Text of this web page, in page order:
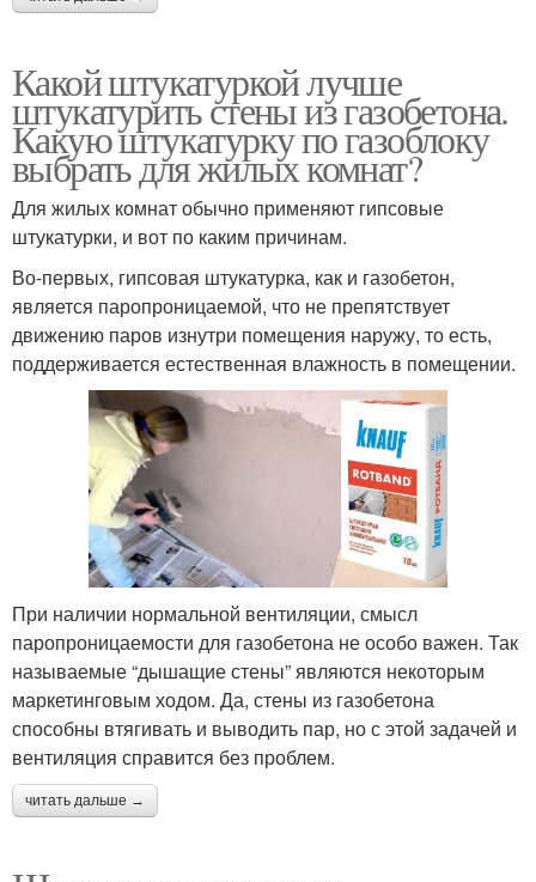
Какой штукатуркой лучше
штукатурить стены из газобетона.
Какую штукатурку по газоблоку
выбрать для жилых комнат?
Для жилых комнат обычно применяют гипсовые
штукатурки, и вот по каким причинам.
Во-первых, гипсовая штукатурка, как и газобетон,
является паропроницаемой, что не препятствует
движению паров изнутри помещения наружу, то есть,
поддерживается естественная влажность в помещении.
При наличии нормальной вентиляции, смысл
паропроницаемости для газобетона не особо важен. Так
называемые “дышащие стены” являются некоторым
маркетинговым ходом. Да, стены из газобетона
способны втягивать и выводить пар, но с этой задачей и
вентиляция справится без проблем.
читать дальше →